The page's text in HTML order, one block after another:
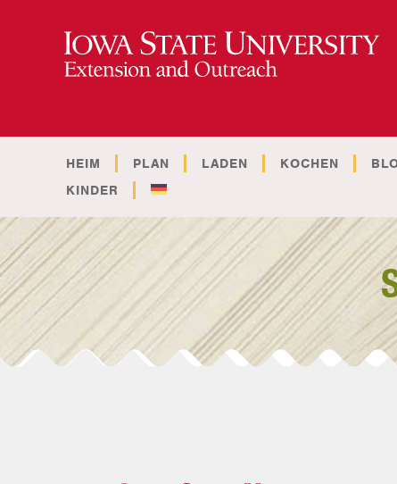
HEIM PLAN LADEN KOCHEN
KINDER